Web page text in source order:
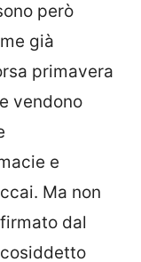
però
già
primavera
vendono
e
Ma non
dal